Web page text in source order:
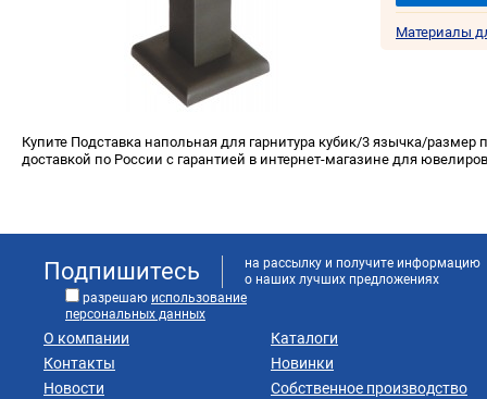
Материалы
Купите Подставка напольная для гарнитура кубик/3 язычка/
доставкой по России с гарантией в интернет-магазине для
Подпишитесь
на рассылку и получите информацию
о наших лучших предложениях
разрешаю использование
персональных данных
О компании
Контакты
Новости
Каталоги
Новинки
Собственное производство